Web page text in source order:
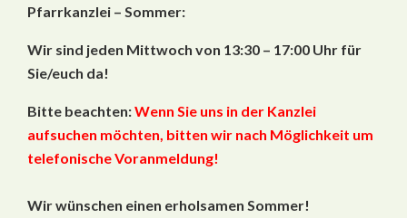
Pfarrkanzlei – Sommer:
Wir sind jeden Mittwoch von 13:30 – 17:00 Uhr für
Sie/euch da!
Bitte beachten:Wenn Sie uns in der Kanzlei
aufsuchen möchten, bitten wir nach Möglichkeit um
telefonische Voranmeldung!
Wir wünschen einen erholsamen Sommer!